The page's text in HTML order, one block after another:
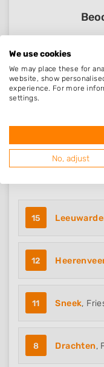
Nog
15
12
11 Sneek,
8 Drachten,
We use cookies
We may place these for
website, show
experience. For more
settings.
No, adjust